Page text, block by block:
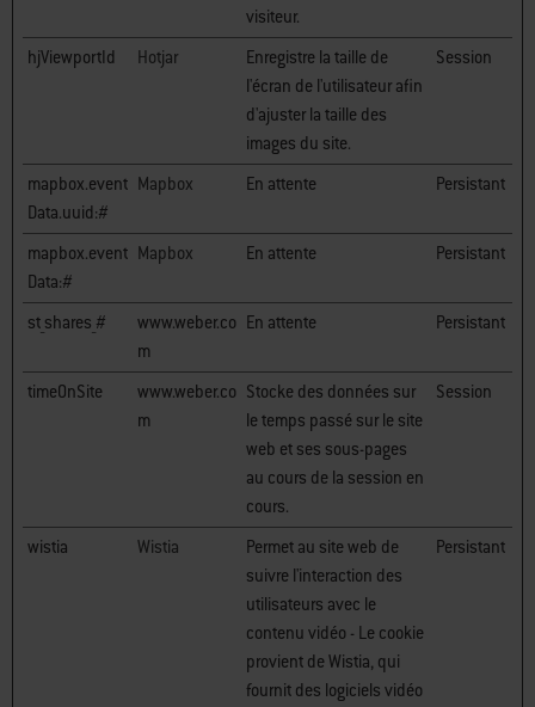
visiteur.
hjViewportId Hotjar
Enregistre la taille de
l'écran de l'utilisateur afin
d'ajuster la taille des
images du site.
Session
mapbox.event
Data.uuid:#
Mapbox En attente Persistant
mapbox.event
Data:#
Mapbox En attente Persistant
st_shares_#
www.weber.co
m
En attente Persistant
timeOnSite
www.weber.co
m
Stocke des données sur
le temps passé sur le site
web et ses sous-pages
au cours de la session en
cours.
Session
wistia Wistia
Permet au site web de
suivre l'interaction des
utilisateurs avec le
contenu vidéo - Le cookie
provient de Wistia, qui
fournit des logiciels vidéo
Persistant